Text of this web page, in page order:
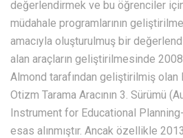
değerlendirmek ve bu öğrenciler
müdahale programlarının
amacıyla oluşturulmuş bir
alan araçların geliştirilmesinde 2008
Almond tarafından geliştirilmiş
Otizm Tarama Aracının 3. Sürümü
Instrument for Educational
esas alınmıştır. Ancak özellikle